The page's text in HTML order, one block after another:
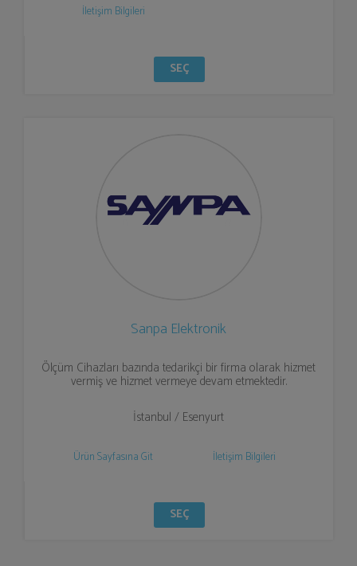
İletişim Bilgileri
SEÇ
Sanpa Elektronik
Ölçüm Cihazları bazında tedarikçi bir firma olarak hizmet
vermiş ve hizmet vermeye devam etmektedir.
İstanbul / Esenyurt
Ürün Sayfasına Git İletişim Bilgileri
SEÇ